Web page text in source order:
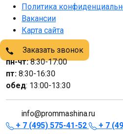
Политика
Вакансии
Карта сайта
Заказать звонок
пн-чт:8:30-17:00
пт: 8:30-16:30
обед: 13:00-13:30
info@prommashina.ru
+ 7 (495) 575-41-52
+ 7